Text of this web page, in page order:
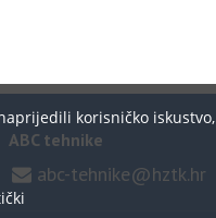
ABC tehnike
abc-tehnike@hztk.hr
korisničko